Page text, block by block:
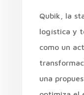
Qubik, la
logística y
como un
una